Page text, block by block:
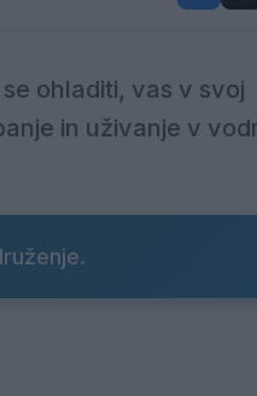
ohladiti, vas v svoj
in uživanje v